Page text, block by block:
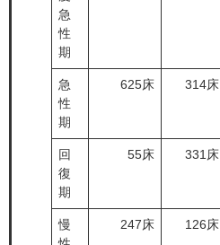
急
性
期
急
性
期
625床 314床
回
復
期
55床 331床
慢
247床 126床